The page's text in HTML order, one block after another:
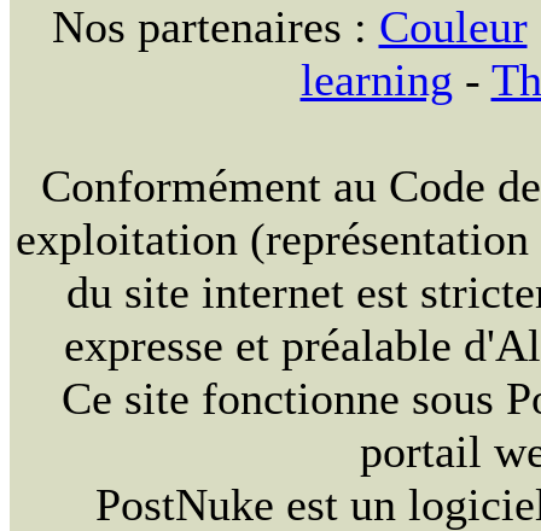
Nos partenaires : Couleur
learning -
Conformément au Code
exploitation
du site internet est
expresse et préalable
Ce site fonctionne sous
portail
PostNuke est un